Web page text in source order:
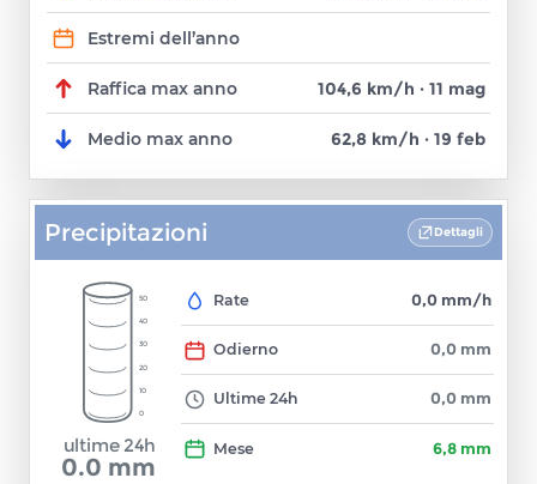
Estremi dell’anno
Raffica max anno 104,6 km/h · 11 mag
Medio max anno 62,8 km/h · 19 feb
Precipitazioni Dettagli
0
10
20
30
40
50
ultime 24h
0.0 mm
Rate 0,0 mm/h
Odierno 0,0 mm
Ultime 24h 0,0 mm
Mese 6,8 mm